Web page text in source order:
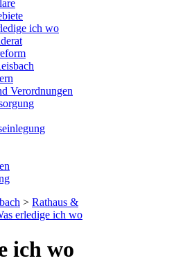
ich wo
Verordnungen
> Rathaus &
erledige ich wo
ich wo